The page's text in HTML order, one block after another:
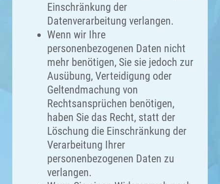
Einschränkung der
Datenverarbeitung verlangen.
Wenn wir Ihre
personenbezogenen Daten nicht
mehr benötigen, Sie sie jedoch zur
Ausübung, Verteidigung oder
Geltendmachung von
Rechtsansprüchen benötigen,
haben Sie das Recht, statt der
Löschung die Einschränkung der
Verarbeitung Ihrer
personenbezogenen Daten zu
verlangen.